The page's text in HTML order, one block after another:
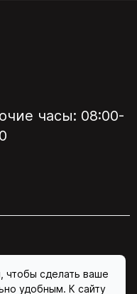
часы: 08:00-
чтобы сделать ваше
удобным. К сайту